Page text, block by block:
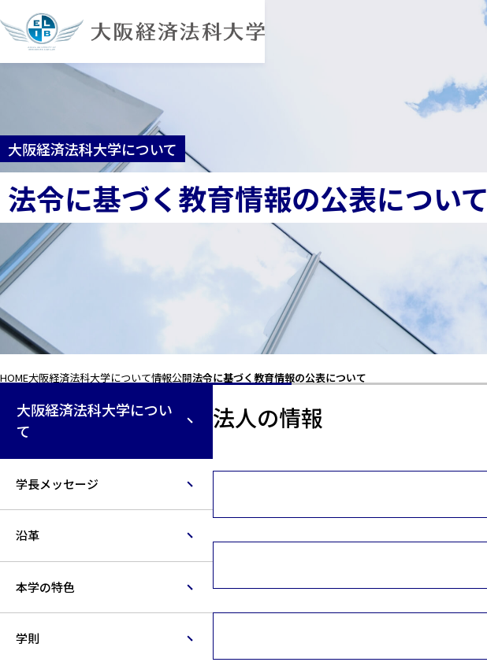
大阪経済法科大学について
法令に基づく教育情報の公表について
HOME大阪経済法科大学について情報公開法令に基づく教育情報の公表について
大阪経済法科大学につい
て
学長メッセージ
沿革
本学の特色
学則
法人の情報